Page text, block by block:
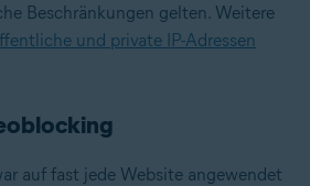
Beschränkungen gelten. Weitere
und private IP-Adressen
auf fast jede Website angewendet